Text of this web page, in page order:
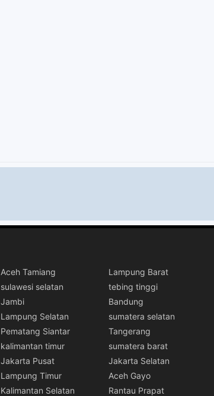
Aceh Tamiang
Lampung Barat
sulawesi selatan
tebing tinggi
Jambi
Bandung
Lampung Selatan
sumatera selatan
Pematang Siantar
Tangerang
kalimantan timur
sumatera barat
Jakarta Pusat
Jakarta Selatan
Lampung Timur
Aceh Gayo
Kalimantan Selatan Rantau Prapat